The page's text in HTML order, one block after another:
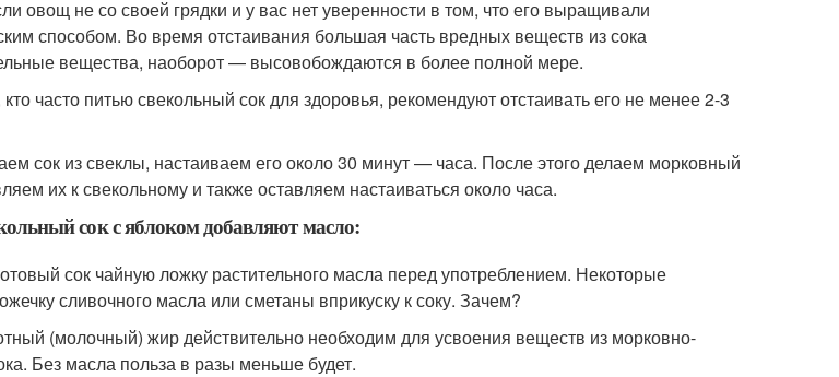
овощ не со своей грядки и у вас нет уверенности в том, что его выращивали
способом. Во время отстаивания большая часть вредных веществ из сока
вещества, наоборот — высовобождаются в более полной мере.
часто питью свекольный сок для здоровья, рекомендуют отстаивать его не менее 2-3
сок из свеклы, настаиваем его около 30 минут — часа. После этого делаем морковный
их к свекольному и также оставляем настаиваться около часа.
сок с яблоком добавляют масло:
сок чайную ложку растительного масла перед употреблением. Некоторые
сливочного масла или сметаны вприкуску к соку. Зачем?
(молочный) жир действительно необходим для усвоения веществ из морковно-
Без масла польза в разы меньше будет.